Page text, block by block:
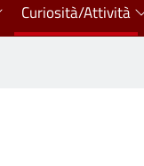
Curiosità/Attività